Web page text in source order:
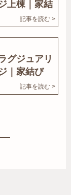
上棟｜家結
記事を読む >
グジュアリ
｜家結び
記事を読む >